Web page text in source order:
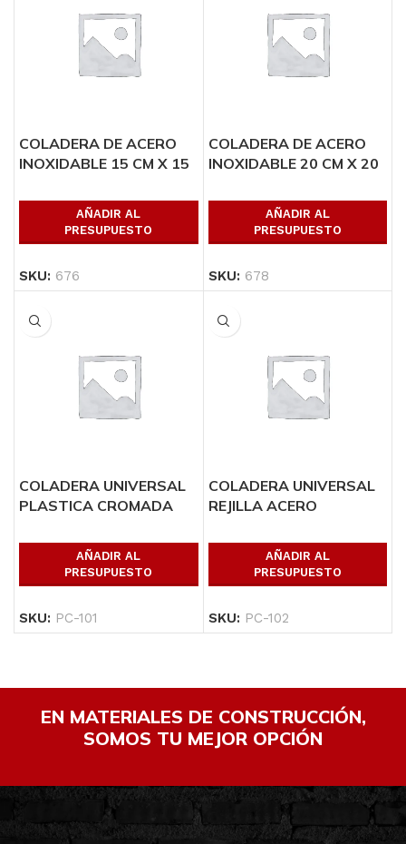
COLADERA DE ACERO
INOXIDABLE 15 CM X 15
AÑADIR AL
PRESUPUESTO
SKU: 676
COLADERA DE ACERO
INOXIDABLE 20 CM X 20
AÑADIR AL
PRESUPUESTO
SKU: 678
COLADERA UNIVERSAL
PLASTICA CROMADA
AÑADIR AL
PRESUPUESTO
SKU: PC-101
COLADERA UNIVERSAL
REJILLA ACERO
AÑADIR AL
PRESUPUESTO
SKU: PC-102
EN MATERIALES DE CONSTRUCCIÓN,
SOMOS TU MEJOR OPCIÓN